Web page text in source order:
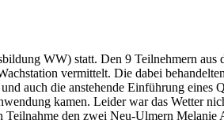
WW) statt. Den 9 Teilnehmern aus
vermittelt. Die dabei
auch die anstehende Einführung eines
kamen. Leider war das Wetter
den zwei Neu-Ulmern